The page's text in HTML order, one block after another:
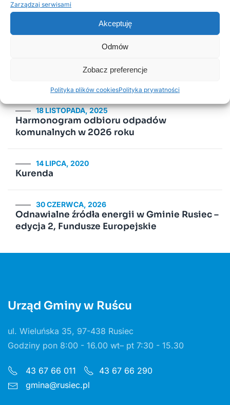
Zarządzaj serwisami
Akceptuję
Odmów
Zobacz preferencje
Polityka plików cookiesPolityka prywatności
Popularne wpisy
PSZOK Rusiec – godziny otwarcia, lokalizacja i
18 LISTOPADA, 2025
Harmonogram odbioru odpadów
komunalnych w 2026 roku
14 LIPCA, 2020
Kurenda
30 CZERWCA, 2026
Odnawialne źródła energii w Gminie Rusiec –
edycja 2, Fundusze Europejskie
Urząd Gminy w Ruścu
ul. Wieluńska 35, 97-438 Rusiec
Godziny pon 8:00 - 16.00 wt– pt 7:30 - 15.30
43 67 66 011
43 67 66 290
gmina@rusiec.pl